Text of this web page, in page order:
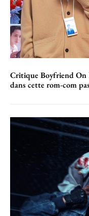
Critique Boyfriend On
dans cette rom-com